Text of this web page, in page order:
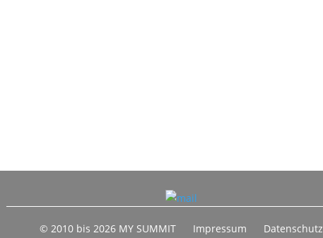
© 2010 bis 2026 MY SUMMIT Impressum Datenschutz